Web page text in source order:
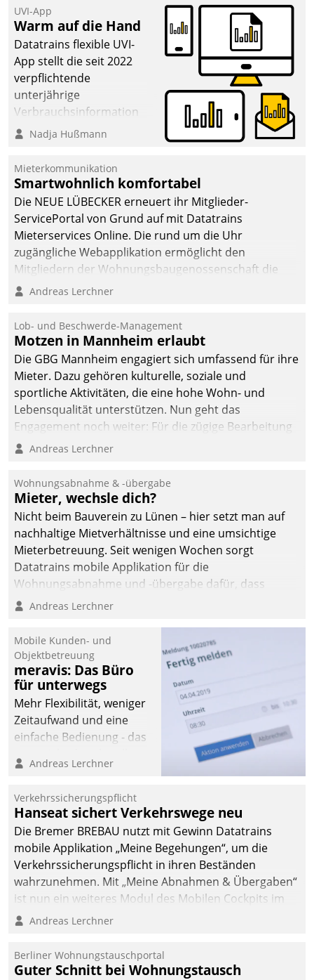
UVI-App
Warm auf die Hand
Datatrains flexible UVI-
App stellt die seit 2022
verpflichtende
unterjährige
Verbrauchsinformation
schnell, zuverlässig und
Die monatlichen
Mitteilungen zum
Heizungs- und
Wasserverbrauch gehen
automatisiert, vollständig
und auf Wunsch über
mehrere zuvor
Kommunikationswege bei
Nadja Hußmann
Mieterkommunikation
Smartwohnlich komfortabel
Die NEUE LÜBECKER erneuert ihr Mitglieder-
ServicePortal von Grund auf mit Datatrains
Mieterservices Online. Die rund um die Uhr
zugängliche Webapplikation ermöglicht den
Mitgliedern der Wohnungs­bau­genossenschaft die
Kontaktaufnahme per Smartphone, Tablet oder PC.
Andreas Lerchner
Lob- und Beschwerde-Management
Motzen in Mannheim erlaubt
Die GBG Mannheim engagiert sich umfassend für ihre
Mieter. Dazu gehören kulturelle, soziale und
sportliche Aktivitäten, die eine hohe Wohn- und
Lebensqualität unterstützen. Nun geht das
Engagement noch weiter: Für die zügige Bearbeitung
von Beschwerden – oder Lob – richtet das
und Beschwerde-Management einen eigenen Kanal
ein.
Andreas Lerchner
Wohnungsabnahme & -übergabe
Mieter, wechsle dich?
Nicht beim Bauverein zu Lünen – hier setzt man auf
nachhaltige Mietverhältnisse und eine umsichtige
Mieterbetreuung. Seit wenigen Wochen sorgt
Datatrains mobile Applikation für die
Wohnungsabnahme und -übergabe dafür, dass
Mieter wohlgeordnet kommen und, so es sein muss,
Andreas Lerchner
Mobile Kunden- und
Objektbetreuung
meravis: Das Büro
für unterwegs
Mehr Flexibilität, weniger
Zeitaufwand und eine
einfache Bedienung - das
Cockpit für mobile
Datatrain. Die meravis
Wohnungsbau- und
Immobilien GmbH hat
sich dabei für den Betrieb
der Lösung über die SAP
Cloud Platform
entschieden - als erstes
Unternehmen am
Andreas Lerchner
Verkehrssicherungspflicht
Hanseat sichert Verkehrswege neu
Die Bremer BREBAU nutzt mit Gewinn Datatrains
mobile Applikation „Meine Begehungen“, um die
Verkehrssicherungspflicht in ihren Beständen
wahrzunehmen. Mit „Meine Abnahmen & Übergaben“
ist nun ein weiteres Modul des Mobilen Cockpits im
Einsatz.
Andreas Lerchner
Berliner Wohnungstauschportal
Guter Schnitt bei Wohnungstausch